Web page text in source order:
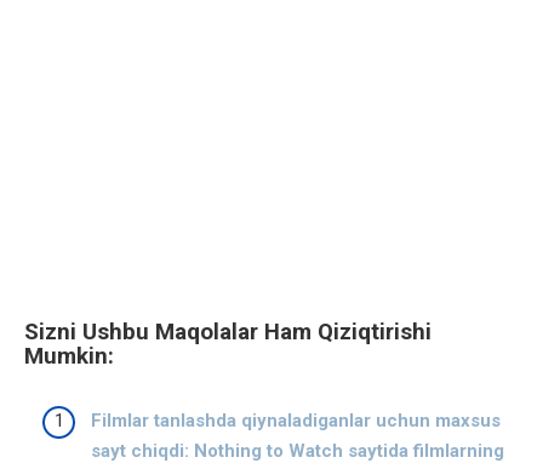
Sizni Ushbu Maqolalar Ham Qiziqtirishi
Mumkin:
Filmlar tanlashda qiynaladiganlar uchun maxsus
sayt chiqdi: Nothing to Watch saytida filmlarning